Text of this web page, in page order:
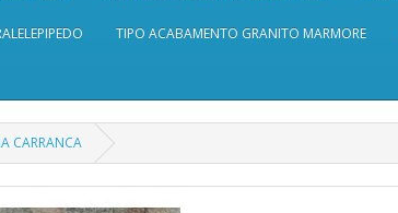
TIPO ACABAMENTO GRANITO MARMORE
CARRANCA